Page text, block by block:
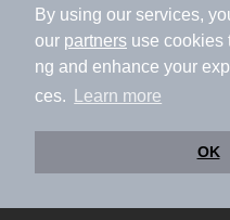
By using our services,
our partners use cookies
ng and enhance your
ces.
Learn more
OK
加盟店募集（資料
利用規約
ライフ
特定商取引法に基づ
運営会社